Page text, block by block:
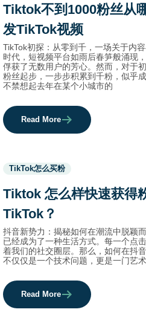
names.
Tiktok不到1000粉丝从
发TikTok视频
TikTok初探：从零到千，一场关于内
时代，短视频平台如雨后春笋般涌现
俘获了无数用户的芳心。然而，对于
粉丝起步，一步步积累到千粉，似乎
不禁想起去年在某个小城市的
Read More
Used
names.
TikTok怎么买粉
Tiktok 怎么样快速获得
TikTok？
抖音新势力：揭秘如何在潮流中脱颖
已经成为了一种生活方式。每一个点
着我们的社交圈层。那么，如何在抖
不仅仅是一个技术问题，更是一门艺
Read More